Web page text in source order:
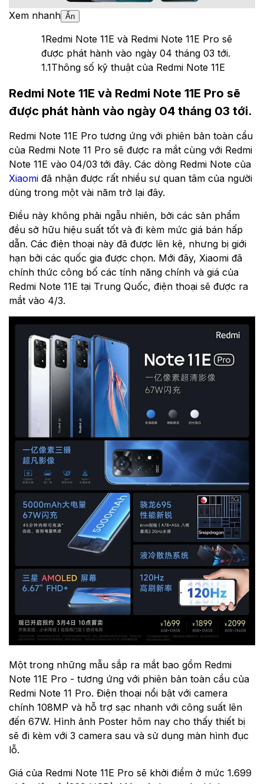
Xem nhanh Ẩn
1Redmi Note 11E và Redmi Note 11E Pro sẽ
được phát hành vào ngày 04 tháng 03 tới.
1.1Thông số kỹ thuật của Redmi Note 11E
Redmi Note 11E và Redmi Note 11E Pro sẽ
được phát hành vào ngày 04 tháng 03 tới.
Redmi Note 11E Pro tương ứng với phiên bản toàn cầu
của Redmi Note 11 Pro sẽ được ra mắt cùng với Redmi
Note 11E vào 04/03 tới đây. Các dòng Redmi Note của
Xiaomi đã nhận được rất nhiều sự quan tâm của người
dùng trong một vài năm trở lại đây.
Điều này không phải ngẫu nhiên, bởi các sản phẩm
đều sở hữu hiệu suất tốt và đi kèm mức giá bán hấp
dẫn. Các điện thoại này đã được lên kệ, nhưng bị giới
hạn bởi các quốc gia được chọn. Mới đây, Xiaomi đã
chính thức công bố các tính năng chính và giá của
Redmi Note 11E tại Trung Quốc, điện thoại sẽ được ra
mắt vào 4/3.
Một trong những mẫu sắp ra mắt bao gồm Redmi
Note 11E Pro - tương ứng với phiên bản toàn cầu của
Redmi Note 11 Pro. Điện thoại nổi bật với camera
chính 108MP và hỗ trợ sạc nhanh với công suất lên
đến 67W. Hình ảnh Poster hôm nay cho thấy thiết bị
sẽ đi kèm với 3 camera sau và sử dụng màn hình đục
lỗ.
Giá của Redmi Note 11E Pro sẽ khởi điểm ở mức 1.699